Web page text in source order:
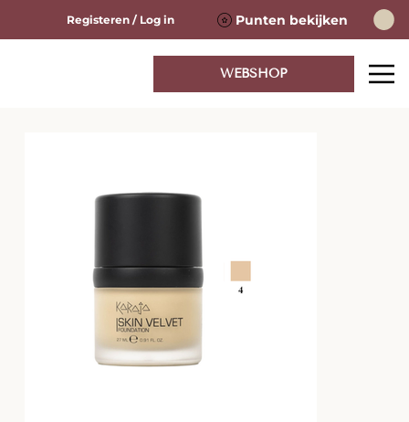
Punten bekijken
Registeren / Log in
WEBSHOP